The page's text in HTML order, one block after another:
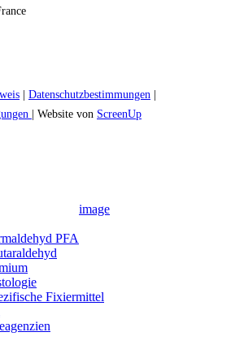
Datenschutzbestimmungen
| Website von ScreenUp
image
PFA
Fixiermittel